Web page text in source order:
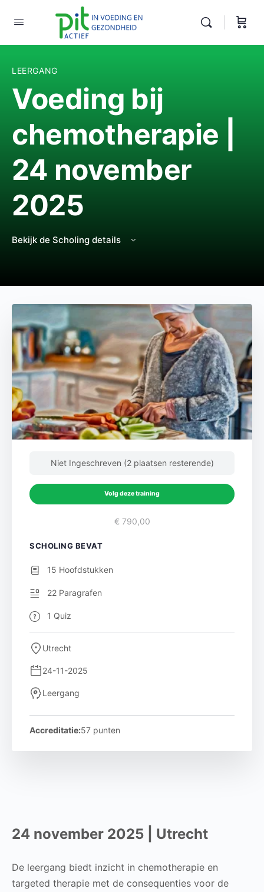
LEERGANG
Voeding bij
chemotherapie |
24 november
2025
Bekijk de Scholing details
24 november 2025 | Utrecht
De leergang biedt inzicht in chemotherapie en
targeted therapie met de consequenties voor de
Niet Ingeschreven (2 plaatsen resterende)
Volg deze training
€ 790,00
SCHOLING BEVAT
15 Hoofdstukken
22 Paragrafen
1 Quiz
Utrecht
24-11-2025
Leergang
Accreditatie:57 punten